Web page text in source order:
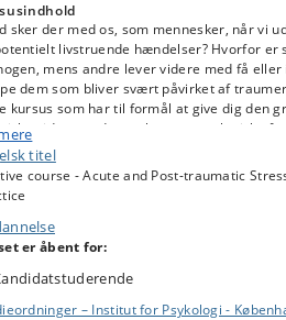
sker der med os, som mennesker, når vi
livstruende hændelser? Hvorfor er
mens andre lever videre med få
dem som bliver svært påvirket af
kursus som har til formål at give dig den
viden om det psykotraumatologiske
inden for feltet og dine konkrete
samt vurdering og
fase, såvel som i senere faser. Du vil
vil veksle mellem teori,
titel
course - Acute and Post-traumatic
er åbent for:
– Institut for Psykologi -